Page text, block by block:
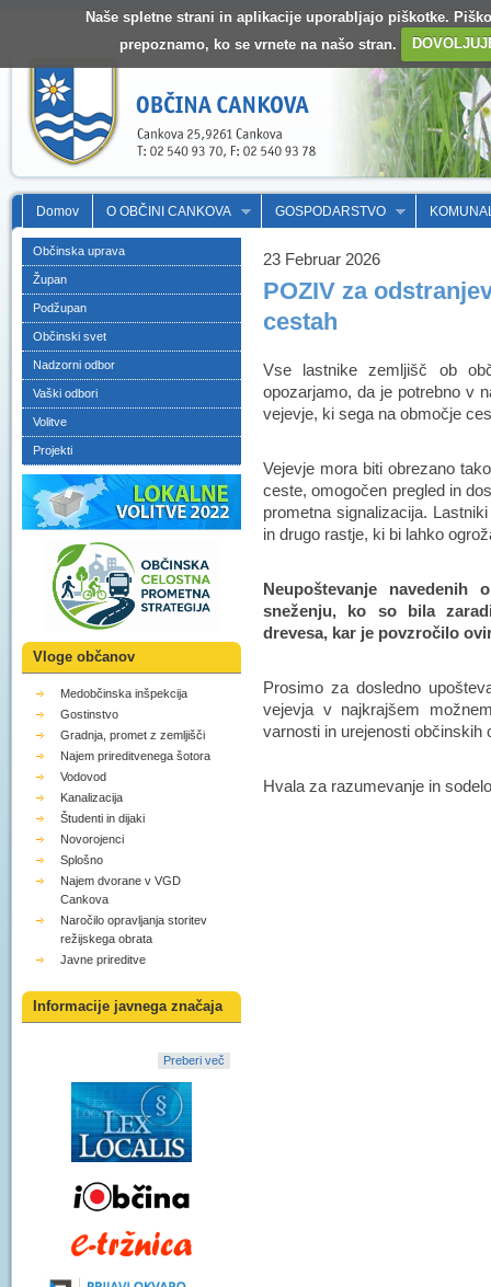
Naše spletne strani in aplikacije uporabljajo piškotke.
prepoznamo, ko se vrnete na našo stran.
Domov O OBČINI CANKOVA GOSPODARSTVO
Občinska uprava
Župan
Podžupan
Občinski svet
Nadzorni odbor
Vaški odbori
Volitve
Projekti
Vloge občanov
Medobčinska inšpekcija
Gostinstvo
Gradnja, promet z zemljišči
Najem prireditvenega šotora
Vodovod
Kanalizacija
Študenti in dijaki
Novorojenci
Splošno
Najem dvorane v VGD
Cankova
Naročilo opravljanja storitev
režijskega obrata
Javne prireditve
Informacije javnega značaja
Preberi več
23 Februar 2026
POZIV za
cestah
Vse lastnike zemljišč ob
opozarjamo, da je potrebno v
vejevje, ki sega na območje
Vejevje mora biti obrezano
ceste, omogočen pregled in
prometna signalizacija.
in drugo rastje, ki bi lahko
Neupoštevanje
sneženju, ko so bila
drevesa, kar je povzročilo
Prosimo za dosledno
vejevja v najkrajšem
varnosti in urejenosti občinskih
Hvala za razumevanje in